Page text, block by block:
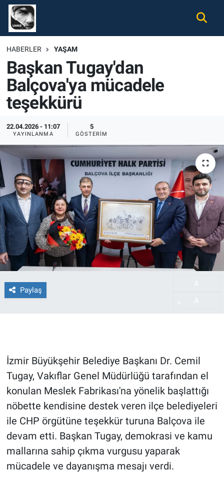
HABERLER YAŞAM
Başkan Tugay'dan
Balçova'ya mücadele
teşekkürü
22.04.2026 - 11:07
YAYINLANMA
5
GÖSTERIM
Paylaş
İzmir Büyükşehir Belediye Başkanı Dr. Cemil
Tugay, Vakıflar Genel Müdürlüğü tarafından el
konulan Meslek Fabrikası'na yönelik başlattığı
nöbette kendisine destek veren ilçe belediyeleri
ile CHP örgütüne teşekkür turuna Balçova ile
devam etti. Başkan Tugay, demokrasi ve kamu
mallarına sahip çıkma vurgusu yaparak
mücadele ve dayanışma mesajı verdi.
Gündem
Ekonomi
Spor
Magazin
Tüm Haberler
İletişim
Künye
Nöbetçi Eczaneler
Hava Durumu
Namaz Vakitleri
Trafik Durumu
Süper Lig Puan Durumu ve Fikstür
Tüm Manşetler
Son Dakika Haberleri
Haber Arşivi